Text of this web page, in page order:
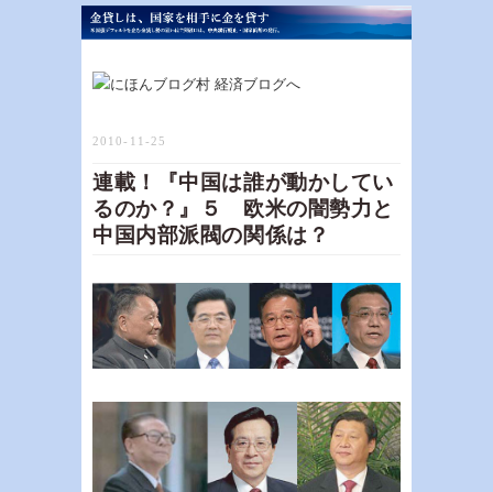
2010-11-25
連載！『中国は誰が動かしてい
るのか？』５ 欧米の闇勢力と
中国内部派閥の関係は？